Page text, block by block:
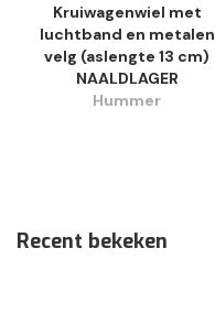
Kruiwagenwiel met
luchtband en metalen
velg (aslengte 13 cm)
NAALDLAGER
Hummer
Recent bekeken